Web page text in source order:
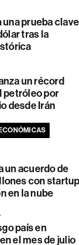
prueba clave
tras la
un récord
petróleo por
desde Irán
un acuerdo de
con startup
en la nube
país en
el mes de julio